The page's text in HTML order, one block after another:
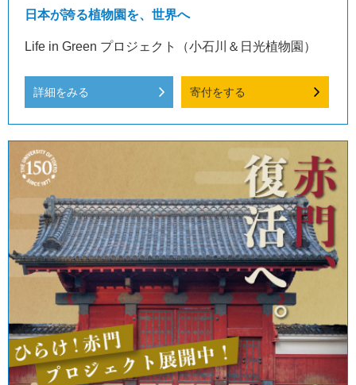
日本が誇る植物園を、世界へ
Life in Green プロジェクト（小石川＆日光植物園）
詳細をみる 寄付をする